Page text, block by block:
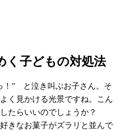
く子どもの対処法
！” と泣き叫ぶお子さん。そ
く見かける光景ですね。こん
たらいいのでしょうか？
きなお菓子がズラリと並んで